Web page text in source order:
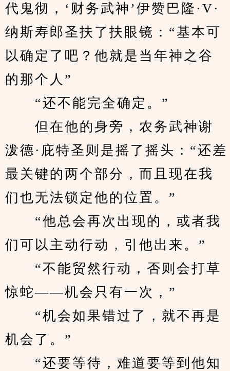
代鬼彻，‘财务武神’伊赞巴隆·V·
纳斯寿郎圣扶了扶眼镜：“基本可
以确定了吧？他就是当年神之谷
的那个人”
“还不能完全确定。”
但在他的身旁，农务武神谢
泼德·庇特圣则是摇了摇头：“还差
最关键的两个部分，而且现在我
们也无法锁定他的位置。”
“他总会再次出现的，或者我
们可以主动行动，引他出来。”
“不能贸然行动，否则会打草
惊蛇——机会只有一次，”
“机会如果错过了，就不再是
机会了。”
“还要等待，难道要等到他知